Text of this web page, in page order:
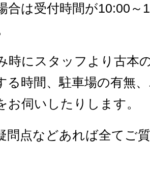
合は受付時間が10:00～
時にスタッフより古本
る時間、駐車場の有無
お伺いしたりします。
問点などあれば全てご